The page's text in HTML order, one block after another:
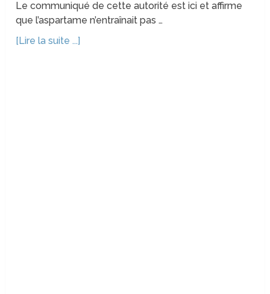
Le communiqué de cette autorité est ici et affirme
que l’aspartame n’entraînait pas …
[Lire la suite ...]